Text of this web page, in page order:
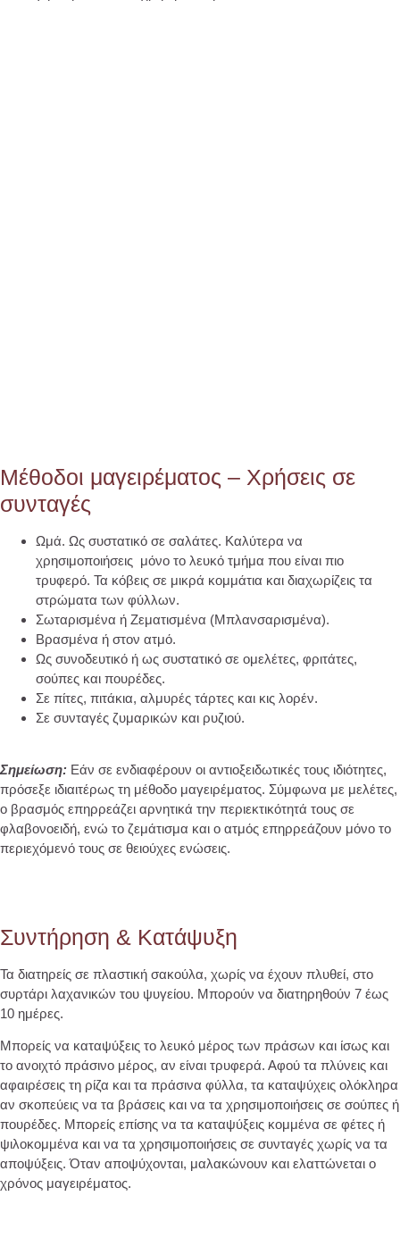
Μέθοδοι μαγειρέματος – Χρήσεις σε
συνταγές
Ωμά. Ως συστατικό σε σαλάτες. Καλύτερα να
χρησιμοποιήσεις μόνο το λευκό τμήμα που είναι πιο
τρυφερό. Τα κόβεις σε μικρά κομμάτια και διαχωρίζεις τα
στρώματα των φύλλων.
Σωταρισμένα ή Ζεματισμένα (Μπλανσαρισμένα).
Βρασμένα ή στον ατμό.
Ως συνοδευτικό ή ως συστατικό σε ομελέτες, φριτάτες,
σούπες και πουρέδες.
Σε πίτες, πιτάκια, αλμυρές τάρτες και κις λορέν.
Σε συνταγές ζυμαρικών και ρυζιού.
Σημείωση: Εάν σε ενδιαφέρουν οι αντιοξειδωτικές τους ιδιότητες,
πρόσεξε ιδιαιτέρως τη μέθοδο μαγειρέματος. Σύμφωνα με μελέτες,
ο βρασμός επηρρεάζει αρνητικά την περιεκτικότητά τους σε
φλαβονοειδή, ενώ το ζεμάτισμα και ο ατμός επηρρεάζουν μόνο το
περιεχόμενό τους σε θειούχες ενώσεις.
Συντήρηση & Κατάψυξη
Τα διατηρείς σε πλαστική σακούλα, χωρίς να έχουν πλυθεί, στο
συρτάρι λαχανικών του ψυγείου. Μπορούν να διατηρηθούν 7 έως
10 ημέρες.
Μπορείς να καταψύξεις το λευκό μέρος των πράσων και ίσως και
το ανοιχτό πράσινο μέρος, αν είναι τρυφερά. Αφού τα πλύνεις και
αφαιρέσεις τη ρίζα και τα πράσινα φύλλα, τα καταψύχεις ολόκληρα
αν σκοπεύεις να τα βράσεις και να τα χρησιμοποιήσεις σε σούπες ή
πουρέδες. Μπορείς επίσης να τα καταψύξεις κομμένα σε φέτες ή
ψιλοκομμένα και να τα χρησιμοποιήσεις σε συνταγές χωρίς να τα
αποψύξεις. Όταν αποψύχονται, μαλακώνουν και ελαττώνεται ο
χρόνος μαγειρέματος.